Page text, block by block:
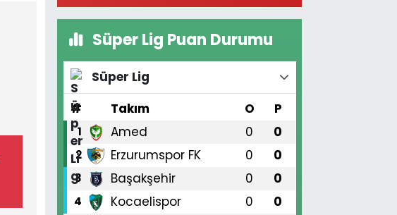
Süper Lig Puan Durumu
Süper Lig
#
Takım O P
1 Amed 0 0
2 Erzurumspor FK 0 0
3 Başakşehir 0 0
4 Kocaelispor 0 0